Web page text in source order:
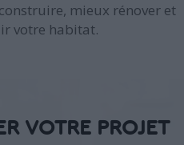
mieux rénover et
votre habitat.
VOTRE PROJET